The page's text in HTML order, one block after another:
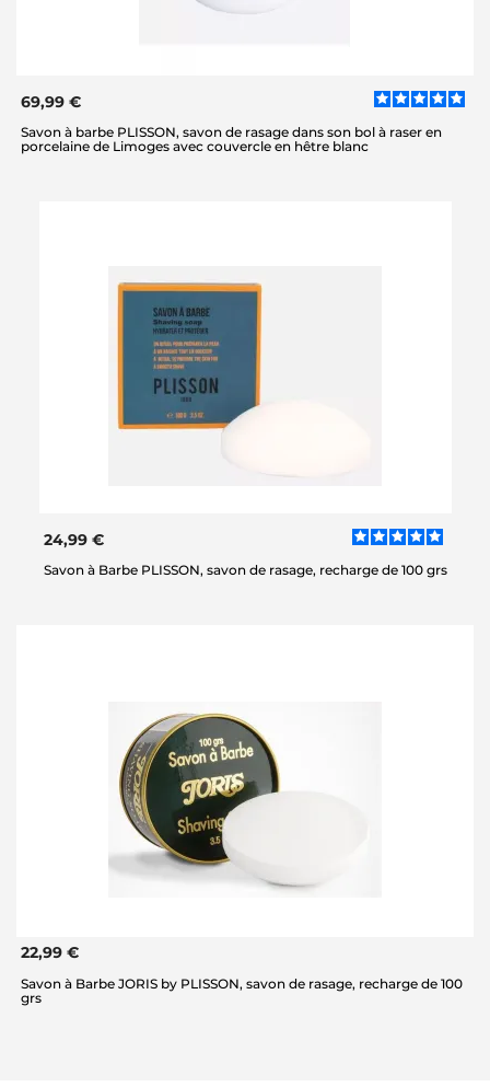
69,99 €
Savon à barbe PLISSON, savon de rasage dans son bol à raser en
porcelaine de Limoges avec couvercle en hêtre blanc
24,99 €
Savon à Barbe PLISSON, savon de rasage, recharge de 100 grs
22,99 €
Savon à Barbe JORIS by PLISSON, savon de rasage, recharge de 100
grs